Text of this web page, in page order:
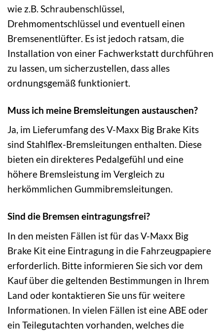
wie z.B. Schraubenschlüssel,
Drehmomentschlüssel und eventuell einen
Bremsenentlüfter. Es ist jedoch ratsam, die
Installation von einer Fachwerkstatt durchführen
zu lassen, um sicherzustellen, dass alles
ordnungsgemäß funktioniert.
Muss ich meine Bremsleitungen austauschen?
Ja, im Lieferumfang des V-Maxx Big Brake Kits
sind Stahlflex-Bremsleitungen enthalten. Diese
bieten ein direkteres Pedalgefühl und eine
höhere Bremsleistung im Vergleich zu
herkömmlichen Gummibremsleitungen.
Sind die Bremsen eintragungsfrei?
In den meisten Fällen ist für das V-Maxx Big
Brake Kit eine Eintragung in die Fahrzeugpapiere
erforderlich. Bitte informieren Sie sich vor dem
Kauf über die geltenden Bestimmungen in Ihrem
Land oder kontaktieren Sie uns für weitere
Informationen. In vielen Fällen ist eine ABE oder
ein Teilegutachten vorhanden, welches die